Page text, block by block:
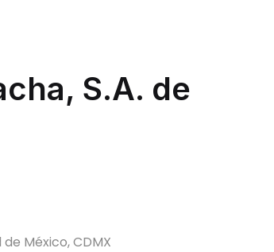
S.A. de
México, CDMX